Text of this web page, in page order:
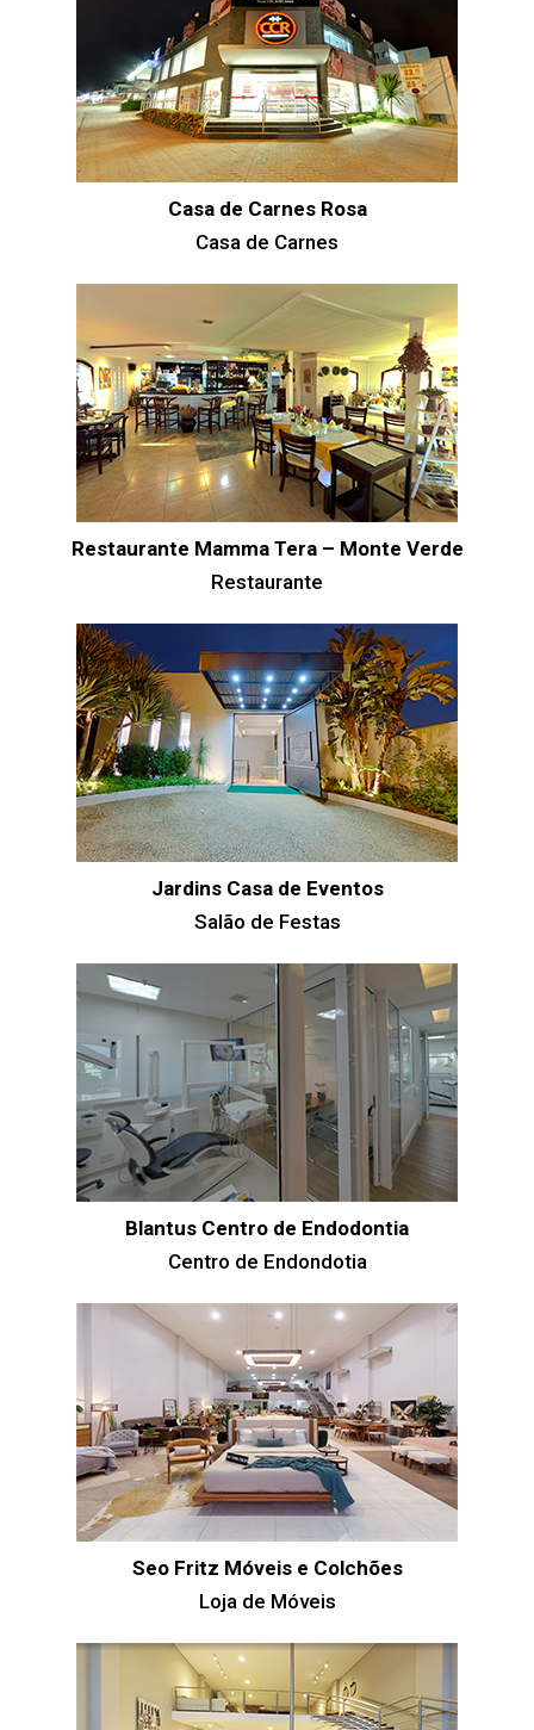
Casa de Carnes Rosa
Casa de Carnes
Restaurante Mamma Tera – Monte Verde
Restaurante
Jardins Casa de Eventos
Salão de Festas
Blantus Centro de Endodontia
Centro de Endondotia
Seo Fritz Móveis e Colchões
Loja de Móveis